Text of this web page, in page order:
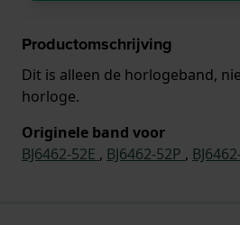
Productomschrijving
Dit is alleen de horlogeband,
horloge.
Originele band voor
BJ6462-52E , BJ6462-52P ,